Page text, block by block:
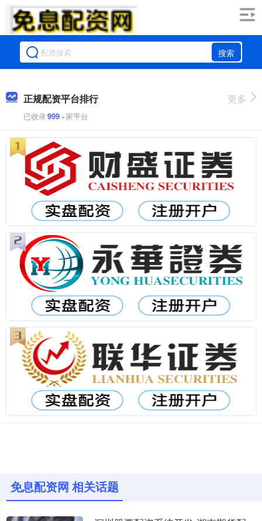
搜索
正规配资平台排行
已收录999+家平台
更多
免息配资网 相关话题